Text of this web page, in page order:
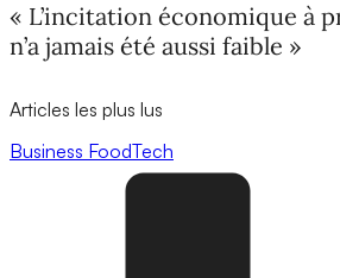
« L’incitation économique à
n’a jamais été aussi faible »
Articles les plus lus
Business FoodTech